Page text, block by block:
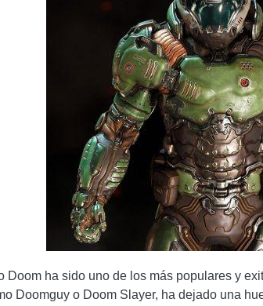
Doom ha sido uno de los más populares y
Doomguy o Doom Slayer, ha dejado una